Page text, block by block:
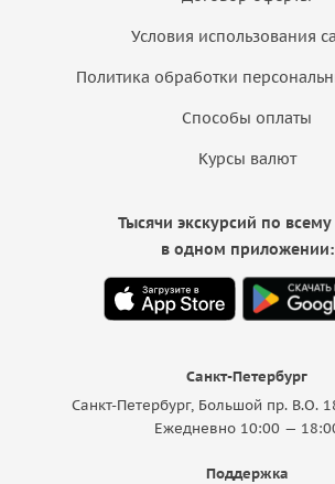
Условия использования
Политика обработки
Способы оплаты
Курсы валют
Санкт-Петербург
Санкт-Петербург, Большой пр. В.О.
Ежедневно 10:00 —
Поддержка
Тысячи экскурсий по
в одном приложении: